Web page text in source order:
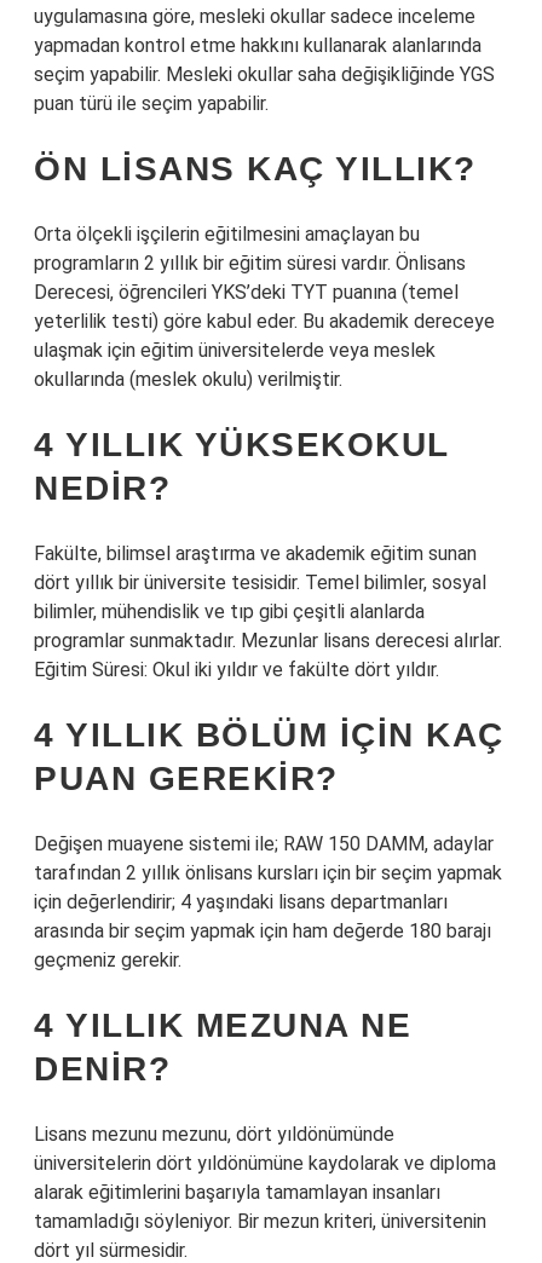
uygulamasına göre, mesleki okullar sadece inceleme
yapmadan kontrol etme hakkını kullanarak alanlarında
seçim yapabilir. Mesleki okullar saha değişikliğinde YGS
puan türü ile seçim yapabilir.
ÖN LISANS KAÇ YILLIK?
Orta ölçekli işçilerin eğitilmesini amaçlayan bu
programların 2 yıllık bir eğitim süresi vardır. Önlisans
Derecesi, öğrencileri YKS’deki TYT puanına (temel
yeterlilik testi) göre kabul eder. Bu akademik dereceye
ulaşmak için eğitim üniversitelerde veya meslek
okullarında (meslek okulu) verilmiştir.
4 YILLIK YÜKSEKOKUL
NEDIR?
Fakülte, bilimsel araştırma ve akademik eğitim sunan
dört yıllık bir üniversite tesisidir. Temel bilimler, sosyal
bilimler, mühendislik ve tıp gibi çeşitli alanlarda
programlar sunmaktadır. Mezunlar lisans derecesi alırlar.
Eğitim Süresi: Okul iki yıldır ve fakülte dört yıldır.
4 YILLIK BÖLÜM IÇIN KAÇ
PUAN GEREKIR?
Değişen muayene sistemi ile; RAW 150 DAMM, adaylar
tarafından 2 yıllık önlisans kursları için bir seçim yapmak
için değerlendirir; 4 yaşındaki lisans departmanları
arasında bir seçim yapmak için ham değerde 180 barajı
geçmeniz gerekir.
4 YILLIK MEZUNA NE
DENIR?
Lisans mezunu mezunu, dört yıldönümünde
üniversitelerin dört yıldönümüne kaydolarak ve diploma
alarak eğitimlerini başarıyla tamamlayan insanları
tamamladığı söyleniyor. Bir mezun kriteri, üniversitenin
dört yıl sürmesidir.